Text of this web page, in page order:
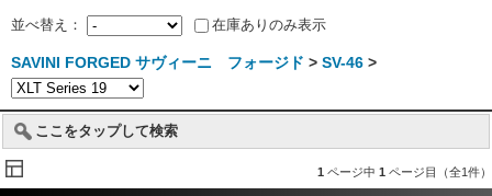
並べ替え： 在庫ありのみ表示
SAVINI FORGED サヴィーニ フォージド > SV-46 >
ここをタップして検索
1 ページ中 1 ページ目（全1件）